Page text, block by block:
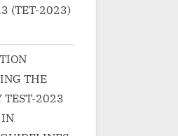
(TET-2023)
THE
TEST-2023
IN